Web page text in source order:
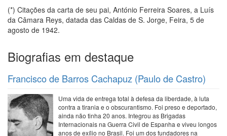
(*) Citações da carta de seu pai, António Ferreira Soares, a Luís
da Câmara Reys, datada das Caldas de S. Jorge, Feira, 5 de
agosto de 1942.
Biografias em destaque
Francisco de Barros Cachapuz (Paulo de Castro)
Uma vida de entrega total à defesa da liberdade, à luta
contra a tirania e o obscurantismo. Foi preso e deportado,
ainda não tinha 20 anos. Integrou as Brigadas
Internacionais na Guerra Civil de Espanha e viveu longos
anos de exílio no Brasil. Foi um dos fundadores na